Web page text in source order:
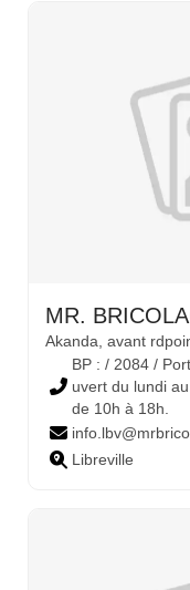
MR.
Akanda, avant
BP : / 2084 /
uvert du lundi
de 10h à 18h.
Libreville